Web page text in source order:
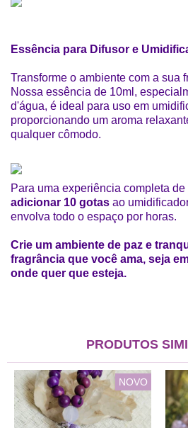
Essência para Difusor e
Transforme o ambiente com a sua
Nossa essência de 10ml,
d'água, é ideal para uso em
proporcionando um aroma
qualquer cômodo.
Para uma experiência completa de
adicionar 10 gotas ao
envolva todo o espaço por horas.
Crie um ambiente de paz e
fragrância que você ama, seja
onde quer que esteja.
PRODUTOS
NOVO